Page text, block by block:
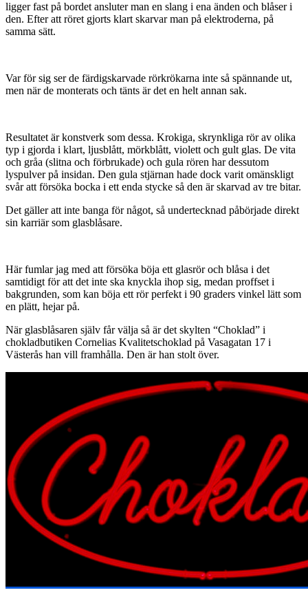
ligger fast på bordet ansluter man en slang i ena änden och blåser i
den. Efter att röret gjorts klart skarvar man på elektroderna, på
samma sätt.
Var för sig ser de färdigskarvade rörkrökarna inte så spännande ut,
men när de monterats och tänts är det en helt annan sak.
Resultatet är konstverk som dessa. Krokiga, skrynkliga rör av olika
typ i gjorda i klart, ljusblått, mörkblått, violett och gult glas. De vita
och gråa (slitna och förbrukade) och gula rören har dessutom
lyspulver på insidan. Den gula stjärnan hade dock varit omänskligt
svår att försöka bocka i ett enda stycke så den är skarvad av tre bitar.
Det gäller att inte banga för något, så undertecknad påbörjade direkt
sin karriär som glasblåsare.
Här fumlar jag med att försöka böja ett glasrör och blåsa i det
samtidigt för att det inte ska knyckla ihop sig, medan proffset i
bakgrunden, som kan böja ett rör perfekt i 90 graders vinkel lätt som
en plätt, hejar på.
När glasblåsaren själv får välja så är det skylten “Choklad” i
chokladbutiken Cornelias Kvalitetschoklad på Vasagatan 17 i
Västerås han vill framhålla. Den är han stolt över.